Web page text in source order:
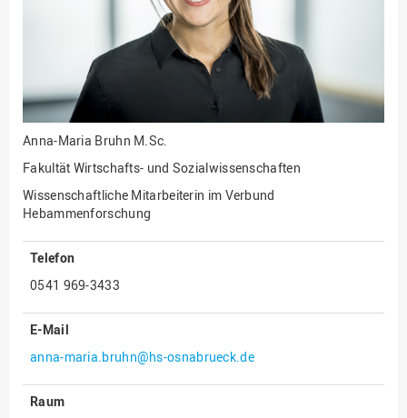
Fakultät Wirtschafts- und
Sozialwissenschaften
Finanzen
Forschung, Kooperation,
Drittmittel
Gebäude und Technik
Gesellschaftliches
Engagement
Gleichstellungsbüro
strategie
Innenrevision
IT Service Center
Anna-Maria Bruhn M.Sc.
Fakultät Wirtschafts- und Sozialwissenschaften
Wissenschaftliche Mitarbeiterin im Verbund
Hebammenforschung
Telefon
0541 969-3433
E-Mail
anna-maria.bruhn@hs-osnabrueck.de
Raum